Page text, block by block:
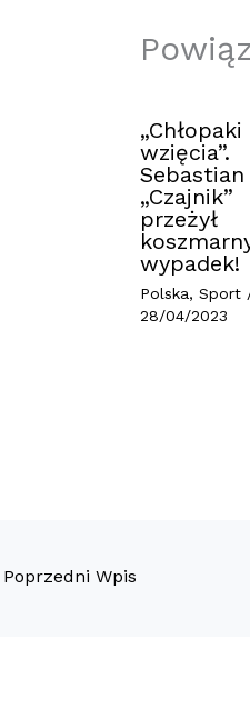
wzięcia”.
Sebastian
„Czajnik”
przeżył
wypadek!
Polska,Sport
28/04/2023
Poprzedni Wpis